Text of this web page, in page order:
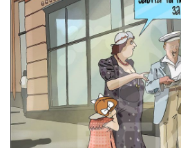
Экспертиза видео- и
Лингвистическая экспертиза
Автороведческая экспертиза
Психологическая экспертиза
Компьютерно-техническая
Экспертиза игрового
Пожарно-техническая